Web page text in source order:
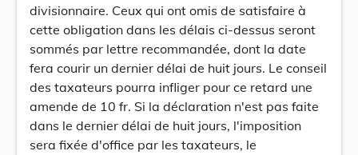
divisionnaire. Ceux qui ont omis de satisfaire à
cette obligation dans les délais ci-dessus seront
sommés par lettre recommandée, dont la date
fera courir un dernier délai de huit jours. Le conseil
des taxateurs pourra infliger pour ce retard une
amende de 10 fr. Si la déclaration n'est pas faite
dans le dernier délai de huit jours, l'imposition
sera fixée d'office par les taxateurs, le